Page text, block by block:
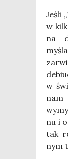
Jeśli
w
na
w
nam
nu i
tak
nym